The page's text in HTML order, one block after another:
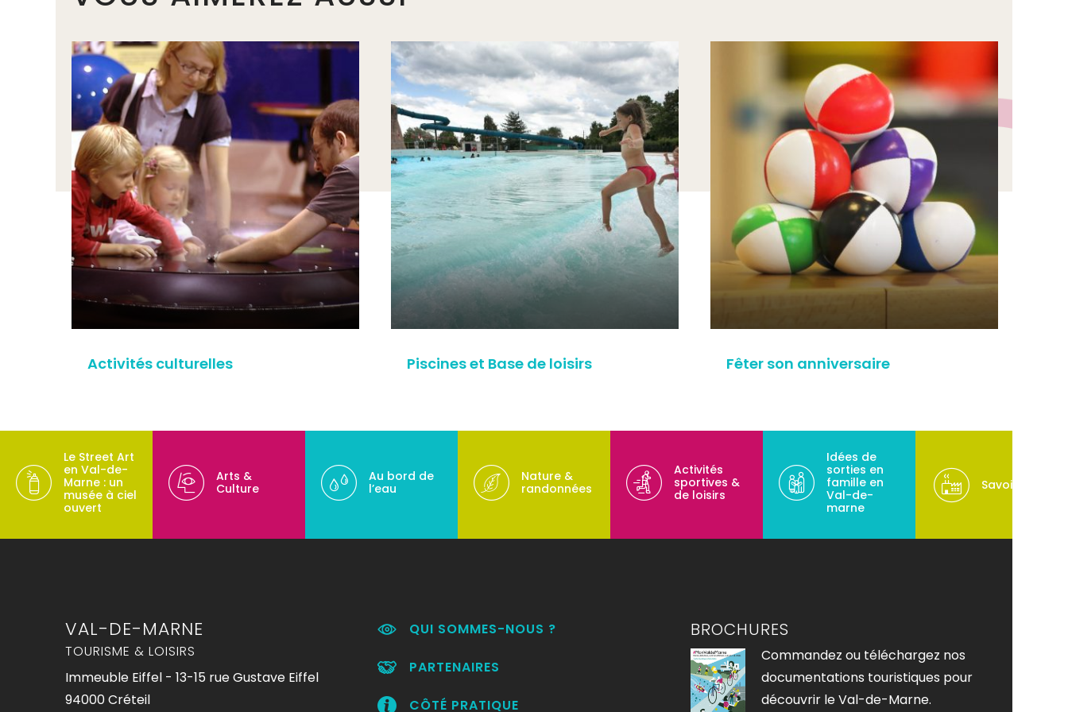
Activités culturelles Piscines et Base de loisirs Fêter son anniversaire
Le Street Art
en Val-de-
Marne : un
musée à ciel
ouvert
Arts &
Culture
Au bord de
l’eau
Nature &
randonnées
Activités
sportives &
de loisirs
Idées de
sorties en
famille en
Val-de-
marne
Savoir-faire
VAL-DE-MARNE
TOURISME & LOISIRS
Immeuble Eiffel - 13-15 rue Gustave Eiffel
94000 Créteil
QUI SOMMES-NOUS ?
PARTENAIRES
CÔTÉ PRATIQUE
BROCHURES
Commandez ou téléchargez nos
documentations touristiques pour
découvrir le Val-de-Marne.